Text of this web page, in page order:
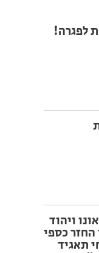
לפגרה!
ויהוד
החזר כספי
תאגיד